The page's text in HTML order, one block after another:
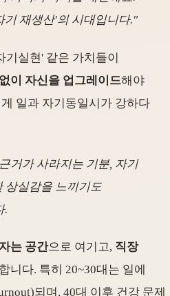
기 재생산'의 시대입니다."
기실현' 같은 가치들이
이 자신을 업그레이드해야
일과 자기동일시가 강하다
거가 사라지는 기분, 자기
상실감을 느끼기도
.
는 공간으로 여기고, 직장
니다. 특히 20~30대는 일에
되며, 40대 이후 건강 문제